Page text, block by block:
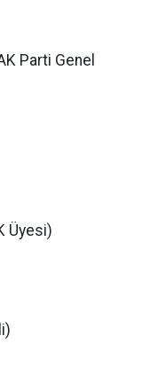
Parti Genel
Üyesi)